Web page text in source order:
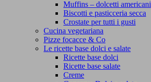
Muffins – dolcetti americani
Biscotti e pasticceria secca
Crostate per tutti i gusti
Cucina vegetariana
Pizze focacce & Co
Le ricette base dolci e salate
Ricette base dolci
Ricette base salate
Creme